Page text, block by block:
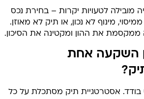
מובילה לטעויות יקרות – בחירת נכס
מינוף לא נכון, או תיק לא מאוזן.
את ההון ומקטינה את הסיכון.
השקעה אחת
אסטרטגיית תיק מסתכלת על כל